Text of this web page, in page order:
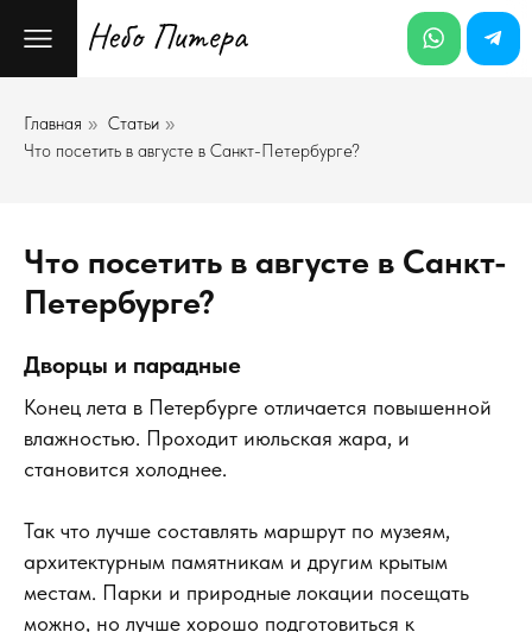
Главная » Статьи »
Что посетить в августе в Санкт-Петербурге?
Что посетить в августе в Санкт-
Петербурге?
Дворцы и парадные
Конец лета в Петербурге отличается повышенной
влажностью. Проходит июльская жара, и
становится холоднее.
Так что лучше составлять маршрут по музеям,
архитектурным памятникам и другим крытым
местам. Парки и природные локации посещать
можно, но лучше хорошо подготовиться к